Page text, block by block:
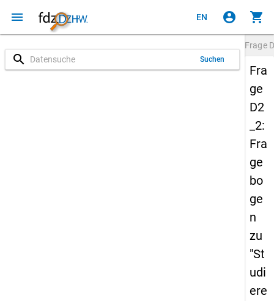
menu EN account_circle shopping_cart
search Suchen
Frage
Fra
ge
D2
_2:
Fra
ge
bo
ge
n
zu
"St
udi
ere